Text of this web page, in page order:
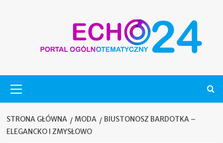
główne
STRONA GŁÓWNA MODA
BIUSTONOSZ BARDOTKA –
ELEGANCKO I ZMYSŁOWO